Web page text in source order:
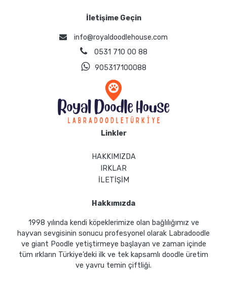
İletişime Geçin
info@royaldoodlehouse.com
0531 710 00 88
905317100088
Linkler
HAKKIMIZDA
IRKLAR
İLETİŞİM
Hakkımızda
1998 yılında kendi köpeklerimize olan bağlılığımız ve
hayvan sevgisinin sonucu profesyonel olarak Labradoodle
ve giant Poodle yetiştirmeye başlayan ve zaman içinde
tüm ırkların Türkiye’deki ilk ve tek kapsamlı doodle üretim
ve yavru temin çiftliği.